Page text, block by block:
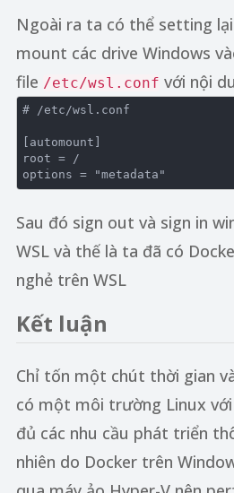
Ngoài ra ta có thể setting
mount các drive Windows
file /etc/wsl.conf với nội
# /etc/wsl.conf
[automount]
root
options = "metadata"
Sau đó sign out và sign in
WSL và thế là ta đã có
nghẻ trên WSL
Kết luận
Chỉ tốn một chút thời gian
có một môi trường Linux
đủ các nhu cầu phát triển
nhiên do Docker trên